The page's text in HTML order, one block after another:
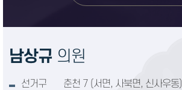
남상규 의원
선거구 춘천 7 (서면, 사북면, 신사우동)